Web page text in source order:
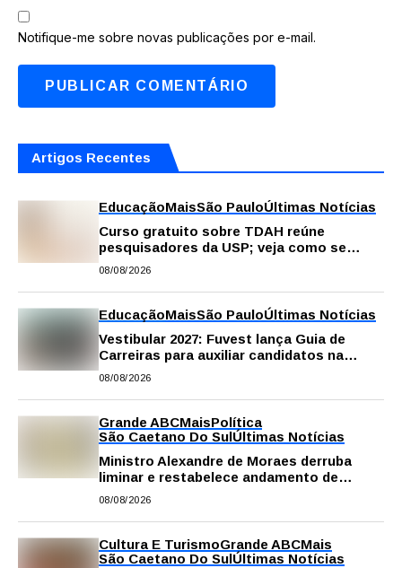
Notifique-me sobre novas publicações por e-mail.
Artigos Recentes
EducaçãoMaisSão PauloÚltimas Notícias
Curso gratuito sobre TDAH reúne
pesquisadores da USP; veja como se
inscrever
08/08/2026
EducaçãoMaisSão PauloÚltimas Notícias
Vestibular 2027: Fuvest lança Guia de
Carreiras para auxiliar candidatos na
escolha da profissão
08/08/2026
Grande ABCMaisPolítica
São Caetano Do SulÚltimas Notícias
Ministro Alexandre de Moraes derruba
liminar e restabelece andamento de
comissão processante contra vereador
08/08/2026
Cultura E TurismoGrande ABCMais
São Caetano Do SulÚltimas Notícias